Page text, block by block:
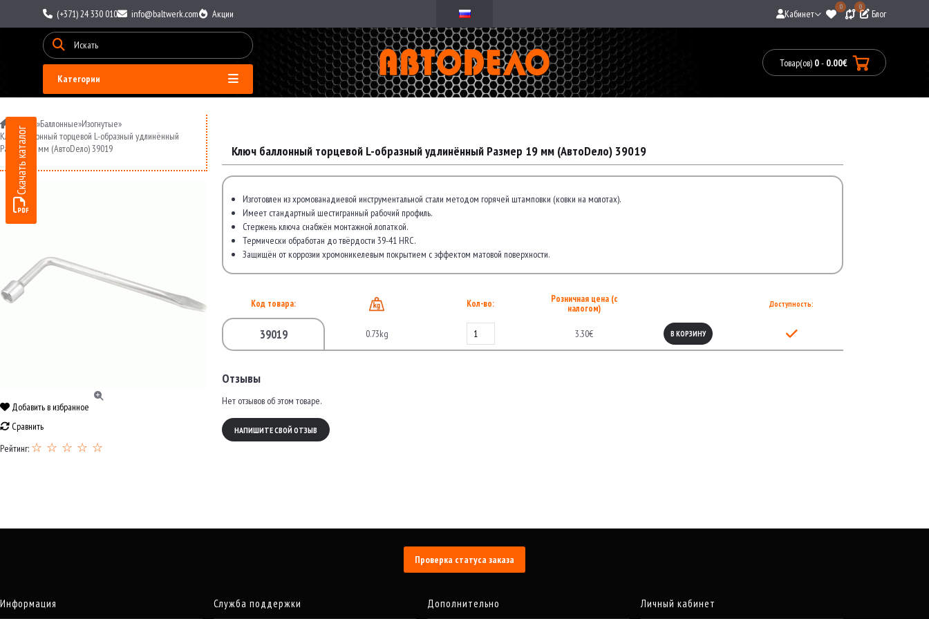
(+371) 24 330 010 info@baltwerk.com Акции Кабинет
0 0
Блог
Категории
Товар(ов) 0- 0.00€
Товары:
Скачать каталог
Ключи »Баллонные»Изогнутые»
Ключ баллонный торцевой L-образный удлинённый
Размер 19 мм (АвтоDело) 39019
Добавить в избранное
Сравнить
Рейтинг: ☆ ☆ ☆ ☆ ☆
Ключ баллонный торцевой L-образный удлинённый Размер 19 мм (АвтоDело) 39019
Изготовлен из хромованадиевой инструментальной стали методом горячей штамповки (ковки на молотах).
Имеет стандартный шестигранный рабочий профиль.
Стержень ключа снабжён монтажной лопаткой.
Термически обработан до твёрдости 39-41 HRC.
Защищён от коррозии хромоникелевым покрытием с эффектом матовой поверхности.
Код товара: Кол-во:
Розничная цена (с
налогом)
Доступность:
39019 0.73kg 3.30€ В КОРЗИНУ
Отзывы
Нет отзывов об этом товаре.
НАПИШИТЕ СВОЙ ОТЗЫВ
Проверка статуса заказа
Информация Служба поддержки Дополнительно Личный кабинет